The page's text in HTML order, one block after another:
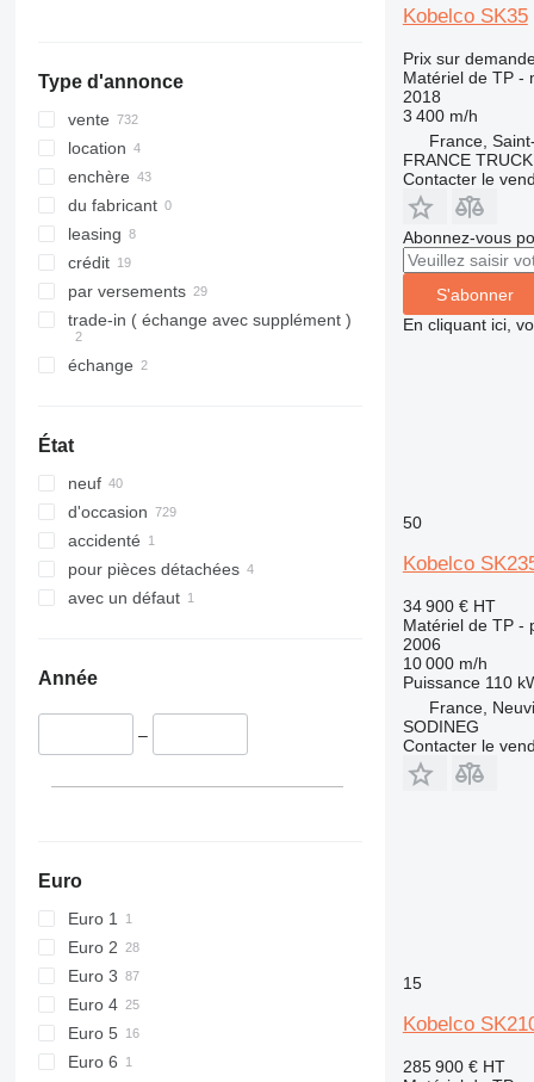
336
340
345
349
350
365
374
390
395
420
430
432
434
444
589
907
908
930
938
950
953
955
962
TM
VMT
Vibromax
Type d'annonce
vente
location
enchère
du fabricant
leasing
crédit
par versements
trade-in ( échange avec supplément )
échange
État
neuf
d'occasion
accidenté
pour pièces détachées
avec un défaut
Année
–
Euro
Euro 1
Euro 2
Euro 3
Euro 4
Euro 5
Euro 6
Kobelco SK35
Prix sur
Matériel de TP -
2018
3 400 m/h
France,
FRANCE
Contacter le
Abonnez-vous
S'abonner
En cliquant ici,
50
Kobelco
34 900 € HT
Matériel de TP -
2006
10 000 m/h
Puissance 110
France,
SODINEG
Contacter le
15
Kobelco
285 900 € HT